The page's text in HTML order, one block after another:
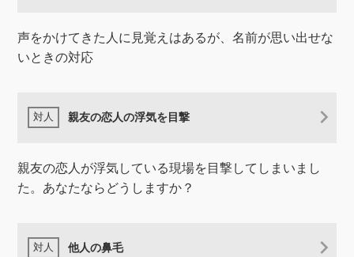
声をかけてきた人に見覚えはあるが、名前が思い出せな
いときの対応
親友の恋人の浮気を目撃
親友の恋人が浮気している現場を目撃してしまいまし
た。あなたならどうしますか？
他人の鼻毛